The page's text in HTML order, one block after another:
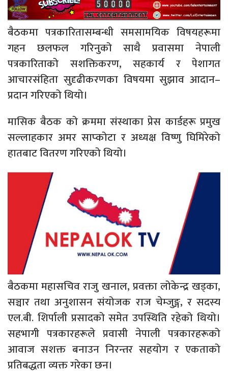
बैठकमा पत्रकारितासम्बन्धी समसामयिक विषयहरूमा
गहन छलफल गरिनुको साथै प्रवासमा नेपाली
पत्रकारिताको सशक्तिकरण, सहकार्य र पेशागत
आचारसंहिता सुदृढीकरणका विषयमा सुझाव आदान–
प्रदान गरिएको थियो।
मासिक बैठक को क्रममा संस्थाका प्रेस कार्डहरू प्रमुख
सल्लाहकार अमर साप्कोटा र अध्यक्ष विष्णु घिमिरेको
हातबाट वितरण गरिएको थियो।
बैठकमा महासचिव राजु खनाल, प्रवक्ता लोकेन्द्र खड्का,
सञ्चार तथा अनुशासन संयोजक राज चेम्जुङ्ग, र सदस्य
एल.बी. शिर्पाली प्रसादको समेत उपस्थिति रहेको थियो।
सहभागी पत्रकारहरूले प्रवासी नेपाली पत्रकारहरूको
आवाज सशक्त बनाउन निरन्तर सहयोग र एकताको
प्रतिबद्धता व्यक्त गरेका छन।